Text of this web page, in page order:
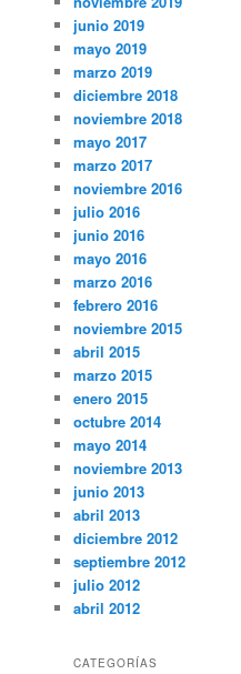
junio 2019
mayo 2019
marzo 2019
diciembre 2018
noviembre 2018
mayo 2017
marzo 2017
noviembre 2016
julio 2016
junio 2016
mayo 2016
marzo 2016
febrero 2016
noviembre 2015
abril 2015
marzo 2015
enero 2015
octubre 2014
mayo 2014
noviembre 2013
junio 2013
abril 2013
diciembre 2012
septiembre 2012
julio 2012
abril 2012
CATEGORÍAS